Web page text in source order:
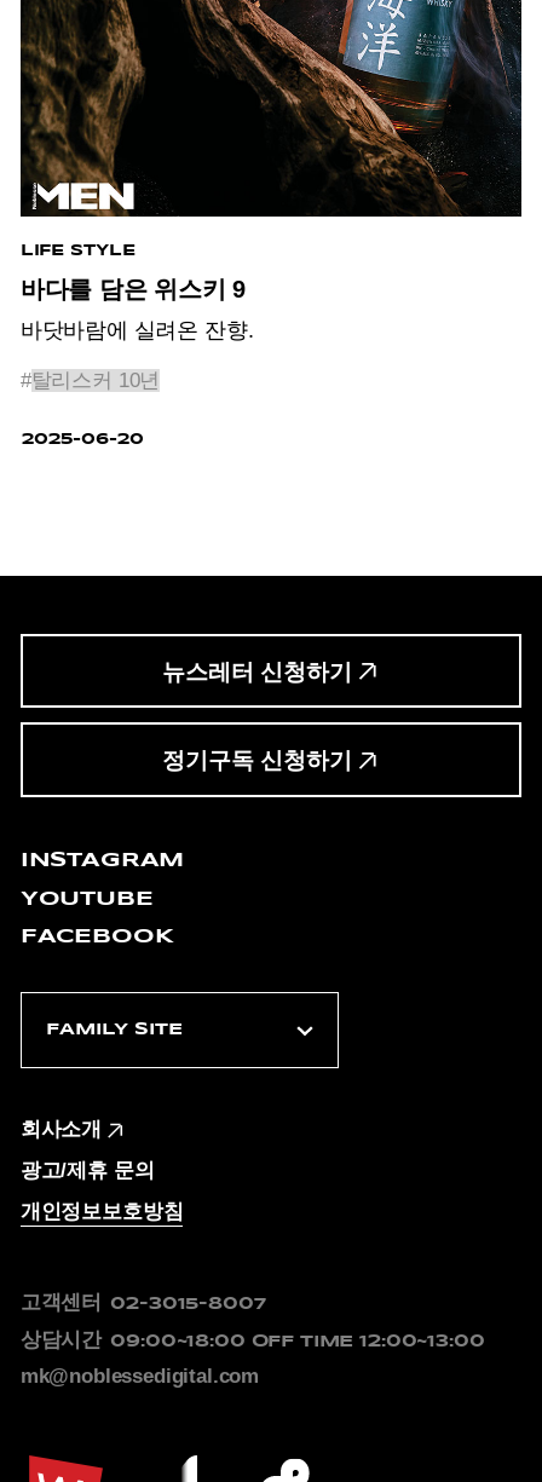
LIFE STYLE
바다를 담은 위스키 9
바닷바람에 실려온 잔향.
#탈리스커 10년
2025-06-20
뉴스레터 신청하기
정기구독 신청하기
INSTAGRAM
YOUTUBE
FACEBOOK
회사소개
광고/제휴 문의
개인정보보호방침
고객센터 02-3015-8007
상담시간 09:00~18:00 OFF TIME 12:00~13:00
mk@noblessedigital.com